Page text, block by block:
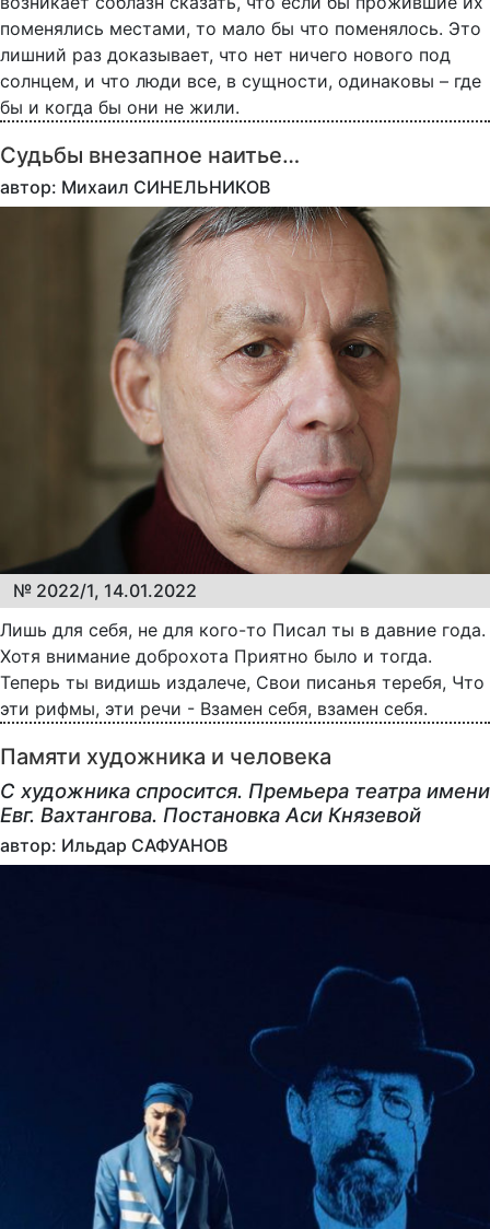
поменялись местами, то мало бы что поменялось. Это
лишний раз доказывает, что нет ничего нового под
солнцем, и что люди все, в сущности, одинаковы – где
бы и когда бы они не жили.
Судьбы внезапное наитье…
автор: Михаил СИНЕЛЬНИКОВ
№ 2022/1, 14.01.2022
Лишь для себя, не для кого-то Писал ты в давние года.
Хотя внимание доброхота Приятно было и тогда.
Теперь ты видишь издалече, Свои писанья теребя, Что
эти рифмы, эти речи - Взамен себя, взамен себя.
Памяти художника и человека
С художника спросится. Премьера театра имени
Евг. Вахтангова. Постановка Аси Князевой
автор: Ильдар САФУАНОВ